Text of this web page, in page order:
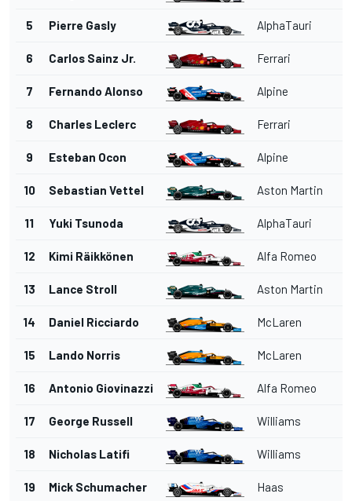
5 Pierre Gasly AlphaTauri
6 Carlos Sainz Jr. Ferrari
7 Fernando Alonso Alpine
8 Charles Leclerc Ferrari
9 Esteban Ocon Alpine
10 Sebastian Vettel Aston Martin
11 Yuki Tsunoda AlphaTauri
12 Kimi Räikkönen Alfa Romeo
13 Lance Stroll Aston Martin
14 Daniel Ricciardo McLaren
15 Lando Norris McLaren
16 Antonio Giovinazzi Alfa Romeo
17 George Russell Williams
18 Nicholas Latifi Williams
19 Mick Schumacher Haas